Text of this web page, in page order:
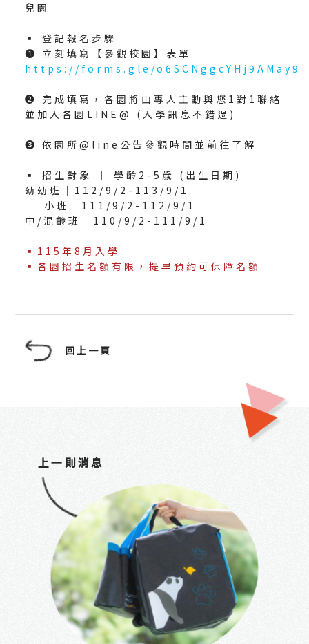
兒園
▪ 登記報名步驟
❶ 立刻填寫【參觀校園】表單
https://forms.gle/o6SCNggcYHj9AMay9
❷ 完成填寫，各園將由專人主動與您1對1聯絡
並加入各園LINE@ (入學訊息不錯過)
❸ 依園所@line公告參觀時間並前往了解
▪ 招生對象 ｜ 學齡2-5歲 (出生日期)
幼幼班｜112/9/2-113/9/1
小班｜111/9/2-112/9/1
中/混齡班｜110/9/2-111/9/1
▪115年8月入學
▪各園招生名額有限，提早預約可保障名額
回上一頁